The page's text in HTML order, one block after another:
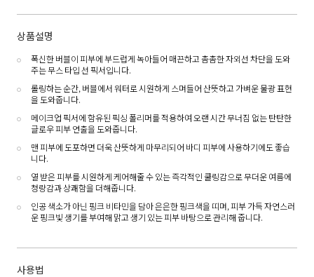
상품설명
폭신한 버블이 피부에 부드럽게 녹아들어 매끈하고 촘촘한 자외선 차단을 도와
주는 무스 타입 선 픽서입니다.
롤링하는 순간, 버블에서 워터로 시원하게 스며들어 산뜻하고 가벼운 물광 표현
을 도와줍니다.
메이크업 픽서에 함유된 픽싱 폴리머를 적용하여 오랜 시간 무너짐 없는 탄탄한
글로우 피부 연출을 도와줍니다.
맨 피부에 도포하면 더욱 산뜻하게 마무리되어 바디 피부에 사용하기에도 좋습
니다.
열 받은 피부를 시원하게 케어해줄 수 있는 즉각적인 쿨링감으로 무더운 여름에
청량감과 상쾌함을 더해줍니다.
인공 색소가 아닌 핑크 비타민을 담아 은은한 핑크색을 띠며, 피부 가득 자연스러
운 핑크빛 생기를 부여해 맑고 생기 있는 피부 바탕으로 관리해 줍니다.
사용법